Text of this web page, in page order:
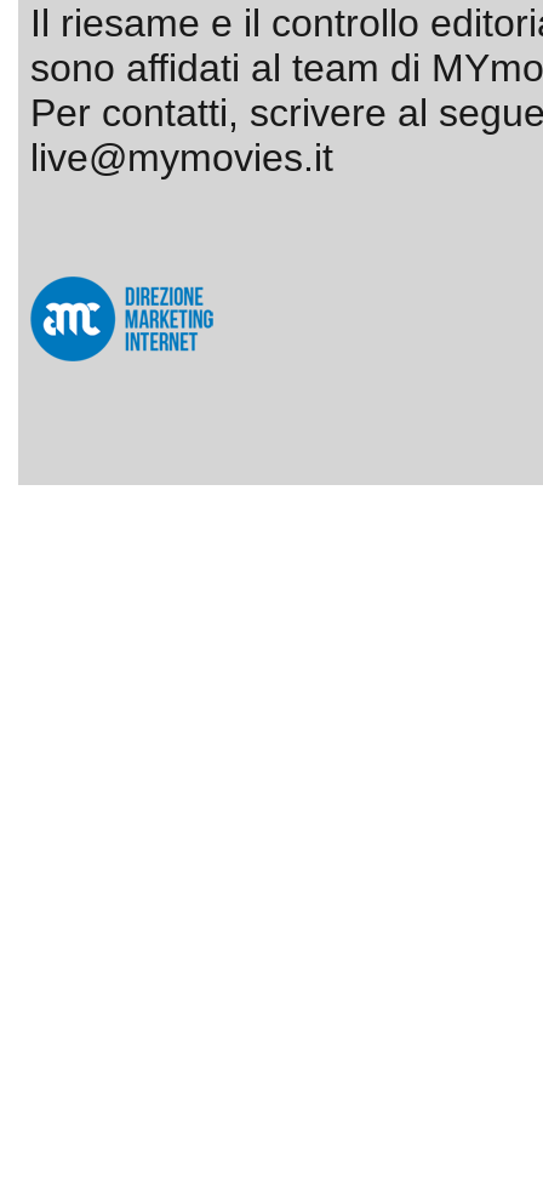
Il riesame e il controllo
sono affidati al team di
Per contatti, scrivere al
live@mymovies.it